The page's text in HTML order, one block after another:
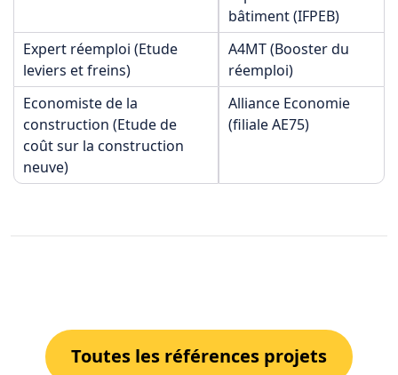
bâtiment (IFPEB)
Expert réemploi (Etude
leviers et freins)
A4MT (Booster du
réemploi)
Economiste de la
construction (Etude de
coût sur la construction
neuve)
Alliance Economie
(filiale AE75)
Toutes les références projets